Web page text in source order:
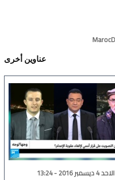
عناوين أخرى
الاحد 4 ديسمبر 2016 - 13:24